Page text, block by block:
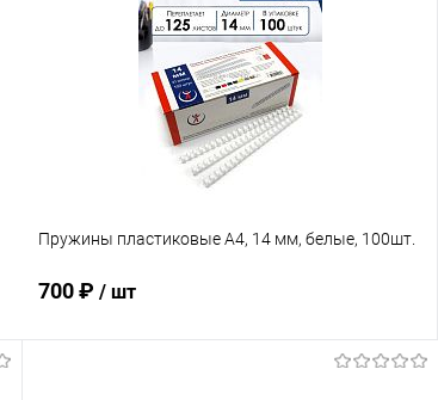
Купить в 1 клик К сравнению
В избранное В наличии
Пружины пластиковые А4, 14 мм, белые, 100шт.
700 ₽ / шт